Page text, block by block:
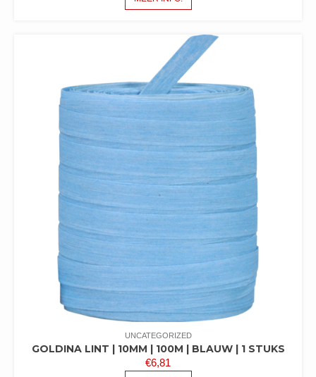
UNCATEGORIZED
GOLDINA LINT | 10MM | 100M | BLAUW | 1 STUKS
€6,81